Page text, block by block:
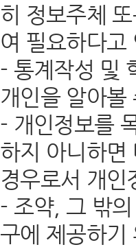
히 정보주체
여 필요하다고
- 통계작성 및
개인을 알아볼
- 개인정보를
하지 아니하면
경우로서 개인
- 조약, 그 밖
구에 제공하기